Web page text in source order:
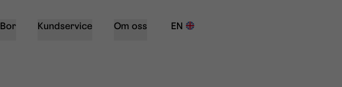
Bor Kundservice Om oss EN